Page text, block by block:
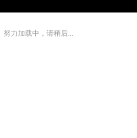
努力加载中，请稍后...